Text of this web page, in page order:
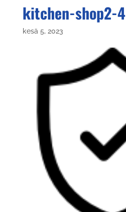
kitchen-shop2-4
kesä 5, 2023